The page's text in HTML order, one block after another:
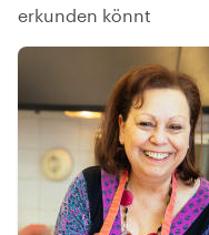
erkunden könnt